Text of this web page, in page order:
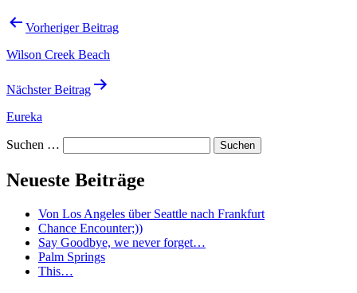
Beitragsnavigation
Vorheriger Beitrag
Wilson Creek Beach
Nächster Beitrag
Eureka
Suchen …
Neueste Beiträge
Von Los Angeles über Seattle nach Frankfurt
Chance Encounter;))
Say Goodbye, we never forget…
Palm Springs
This…